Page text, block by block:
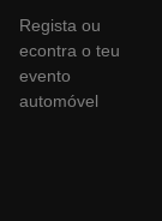
Regista ou
econtra o teu
evento
automóvel